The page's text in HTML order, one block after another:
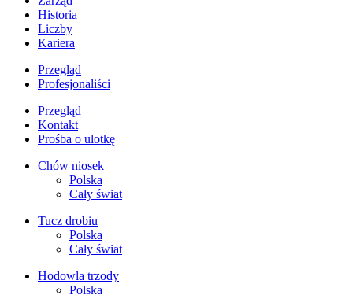
Historia
Liczby
Kariera
Przegląd
Profesjonaliści
Przegląd
Kontakt
Prośba o ulotkę
Chów niosek
Polska
Cały świat
Tucz drobiu
Polska
Cały świat
Hodowla trzody
Polska